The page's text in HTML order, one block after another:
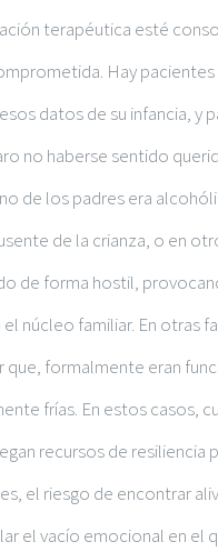
terapéutica esté
Hay pacientes
datos de su infancia, y
no haberse sentido
de los padres era
de la crianza, o en
de forma hostil,
núcleo familiar. En otras
que, formalmente eran
frías. En estos casos,
recursos de resiliencia
el riesgo de encontrar
el vacío emocional en el